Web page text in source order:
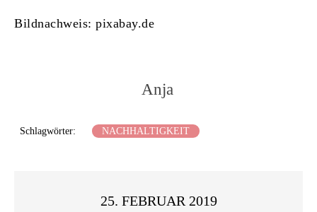
Bildnachweis: pixabay.de
Anja
Schlagwörter: NACHHALTIGKEIT
25. FEBRUAR 2019